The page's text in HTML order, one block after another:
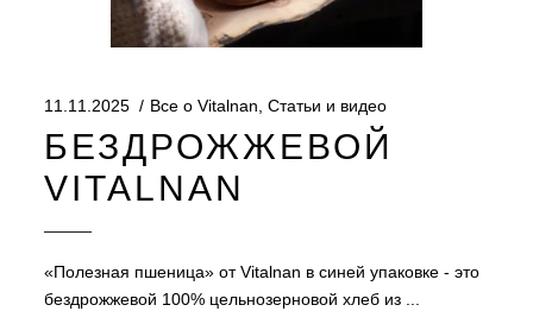
11.11.2025 Все о Vitalnan, Статьи и видео
БЕЗДРОЖЖЕВОЙ
VITALNAN
«Полезная пшеница» от Vitalnan в синей упаковке - это
бездрожжевой 100% цельнозерновой хлеб из